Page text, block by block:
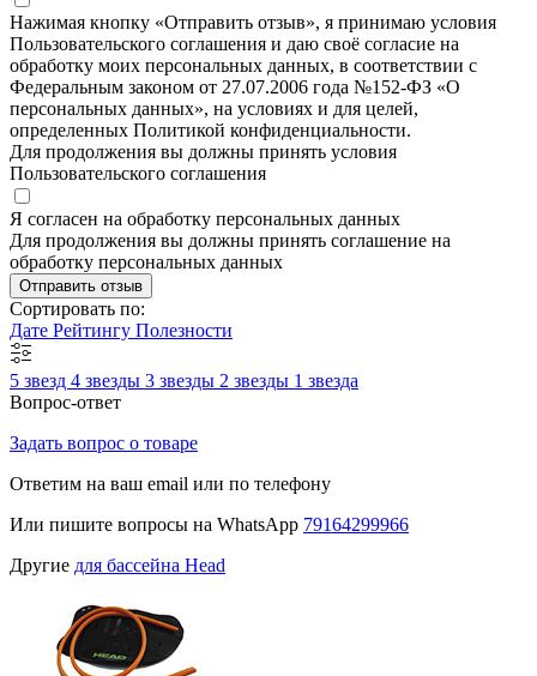
Нажимая кнопку «Отправить отзыв», я принимаю условия
Пользовательского соглашения и даю своё согласие на
обработку моих персональных данных, в соответствии с
Федеральным законом от 27.07.2006 года №152-ФЗ «О
персональных данных», на условиях и для целей,
определенных Политикой конфиденциальности.
Для продолжения вы должны принять условия
Пользовательского соглашения
Я согласен на обработку персональных данных
Для продолжения вы должны принять соглашение на
обработку персональных данных
Отправить отзыв
Сортировать по:
Дате Рейтингу Полезности
5 звезд 4 звезды 3 звезды 2 звезды 1 звезда
Вопрос-ответ
Задать вопрос о товаре
Ответим на ваш email или по телефону
Или пишите вопросы на WhatsApp 79164299966
Другие для бассейна Head